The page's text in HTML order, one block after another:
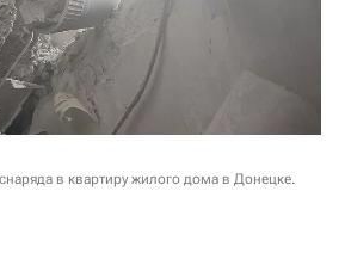
в квартиру жилого дома в Донецке.